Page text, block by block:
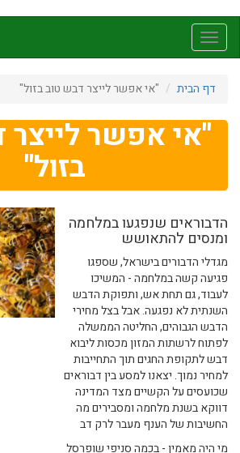
לתוכן
העיקריToggle
navigation
דף הבית
"אי אפשר לייצר דבש טוב בזול"
"אי אפשר
בזול"
הדבוראים שנפגעו במלחמה
ומנסים להתאושש
מגדלי הדבורים בישראל, שספגו
פגיעה קשה במלחמה - המשיכו
לעבוד, גם תחת אש, ותפוקת הדבש
השנתית לא נפגעה. אבל בצל מחירי
הדבש הגבוהים, החליטה הממשלה
לפתוח לרשתות המזון מכסות ליבוא
דבש לתקופת החגים תוך התחייבות
למחיר נמוך. יצאנו למסע בין דבוראים
שכועסים על הקשיים מצד המדינה
דווקא בשנת מלחמה ומסבירים מה
החשיבות של הענף מעבר לרק דב
מי היה מאמין - בכמה סניפי שופרסל